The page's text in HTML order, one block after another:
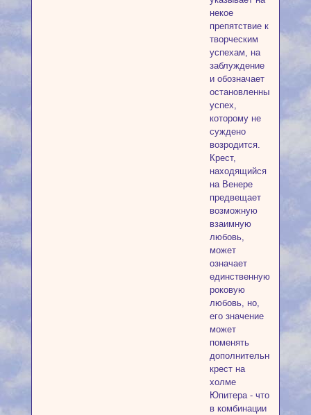
некое
препятствие к
творческим
успехам, на
заблуждение
и обозначает
остановленный
успех,
которому не
суждено
возродится.
Крест,
находящийся
на Венере
предвещает
возможную
взаимную
любовь,
может
означает
единственную
роковую
любовь, но,
его значение
может
поменять
дополнительный
крест на
холме
Юпитера - что
в комбинации